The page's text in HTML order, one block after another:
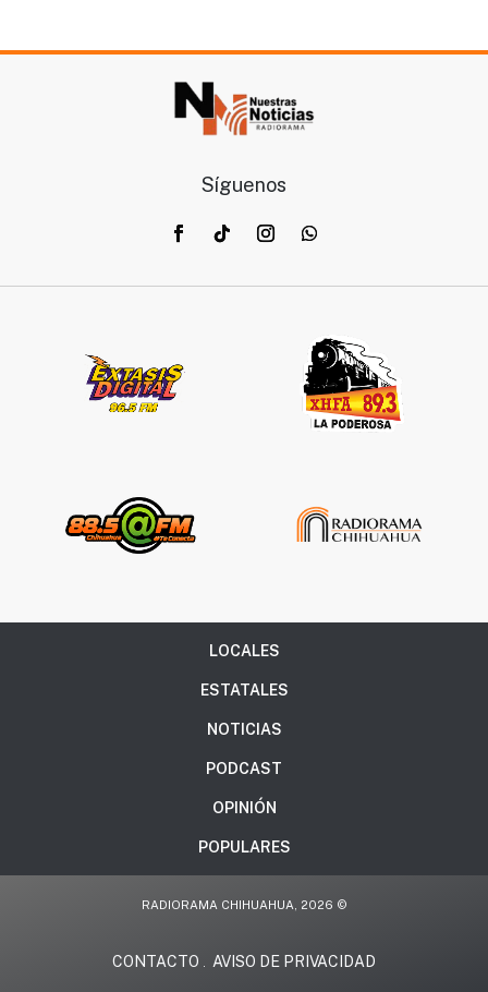
Síguenos
LOCALES
ESTATALES
NOTICIAS
PODCAST
OPINIÓN
POPULARES
RADIORAMA CHIHUAHUA, 2026 ©
CONTACTO AVISO DE PRIVACIDAD